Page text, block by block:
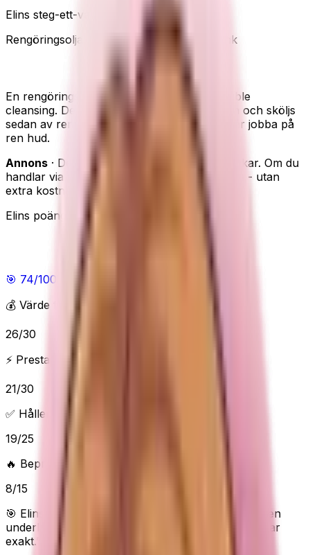
Elins steg-ett-val
Rengöringsolja
Double cleansing Löser smink
Some By Mi Lacto Soy Cleansing Oil
En rengöringsolja för det första steget i double
cleansing. Den löser upp smink och solkräm och sköljs
sedan av rent, så att din vanliga rengöring får jobba på
ren hud.
Annons · Den här sidan innehåller reklamlänkar. Om du
handlar via våra länkar kan vi få en provision - utan
extra kostnad för dig.
Elins poäng
Elins poäng
🎯 74/100
💰 Värde för pengarna
26/30
⚡ Prestanda & funktioner
21/30
✅ Håller vad det lovar
19/25
🔥 Beprövad/populär
8/15
🎯 Elins poäng:
Helt okej, men
underlaget är tunt så köp bara om behovet matchar
exakt.